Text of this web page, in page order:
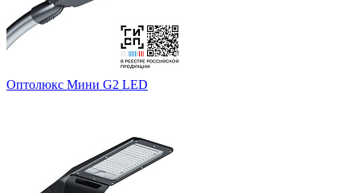
Оптолюкс Мини G2 LED